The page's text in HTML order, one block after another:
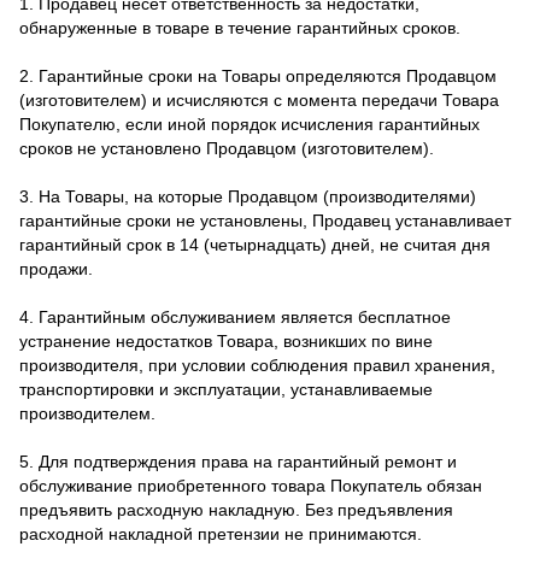
обнаруженные в товаре в течение гарантийных сроков.
2. Гарантийные сроки на Товары определяются Продавцом
(изготовителем) и исчисляются с момента передачи Товара
Покупателю, если иной порядок исчисления гарантийных
сроков не установлено Продавцом (изготовителем).
3. На Товары, на которые Продавцом (производителями)
гарантийные сроки не установлены, Продавец устанавливает
гарантийный срок в 14 (четырнадцать) дней, не считая дня
продажи.
4. Гарантийным обслуживанием является бесплатное
устранение недостатков Товара, возникших по вине
производителя, при условии соблюдения правил хранения,
транспортировки и эксплуатации, устанавливаемые
производителем.
5. Для подтверждения права на гарантийный ремонт и
обслуживание приобретенного товара Покупатель обязан
предъявить расходную накладную. Без предъявления
расходной накладной претензии не принимаются.